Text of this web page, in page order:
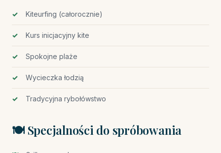
Kiteurfing (całorocznie)
Kurs inicjacyjny kite
Spokojne plaże
Wycieczka łodzią
Tradycyjna rybołówstwo
🍽️ Specjalności do spróbowania